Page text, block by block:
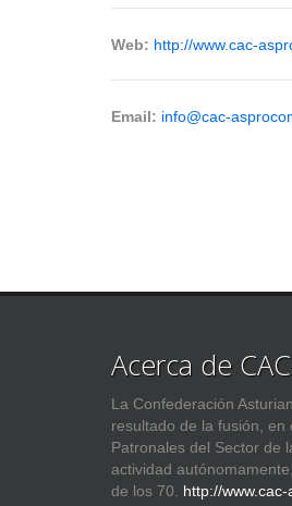
Web: http://www.cac-
Email: info@cac-
Acerca de
La Confederación
resultado de la fusión,
Patronales del Sector de
actividad
de los 70. http://